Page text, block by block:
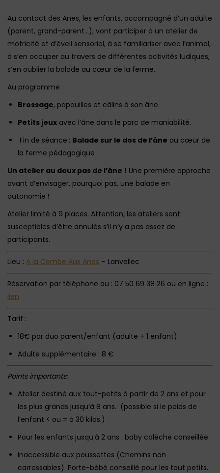
Au contact des Anes, les enfants, accompagné d’un adulte
(parent, grand-parent…), vont participer à un atelier de
motricité et d’éveil sensoriel, à se familiariser avec l’animal,
à s’en occuper au travers de différentes activités ludiques,
s’en oublier la balade au cœur de la ferme.
Au programme :
Brossage, papouilles et câlins à son âne.
Petits jeux avec l’âne dans le parc de maniabilité.
Fin de séance : Balade sur le dos de l’âne au cœur de
la ferme pédagogique
Un atelier au doux pas de l’âne ! Une première approche
avant d’envisager, pourquoi pas, une balade en
autonomie !
Atelier limité à 9 places. Attention, les ateliers sont
susceptibles d’être annulés s’il n’y a pas assez de
participants.
Lieu : A la Combe Aux Anes – Lanvellec
Réservation par téléphone au : 07 50 69 38 26 ou en ligne :
lien
Tarif :
18€ par duo parent/enfant (adulte + 1 enfant)
Adulte supplémentaire : 8 €
Points importants:
Atelier destiné aux tout-petits à partir de 2 ans et pour
les plus grands jusqu’à 8 ans. (possible si le poids de
l’enfant < ou = à 30 kilos.)
Pour les enfants jusqu’à 2 ans : baby calèche conseillée.
Inaccessible aux poussettes (Chemins non
carrossables). Porte-bébé conseillé pour les tout petits.